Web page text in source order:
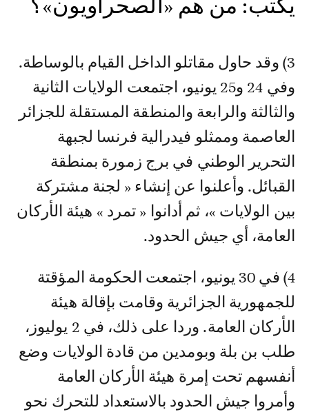
يكتب: من هم «الصحراويون»؟
3) وقد حاول مقاتلو الداخل القيام بالوساطة.
وفي 24 و25 يونيو، اجتمعت الولايات الثانية
والثالثة والرابعة والمنطقة المستقلة للجزائر
العاصمة وممثلو فيدرالية فرنسا لجبهة
التحرير الوطني في برج زمورة بمنطقة
القبائل. وأعلنوا عن إنشاء « لجنة مشتركة
بين الولايات »، ثم أدانوا « تمرد » هيئة الأركان
العامة، أي جيش الحدود.
4) في 30 يونيو، اجتمعت الحكومة المؤقتة
للجمهورية الجزائرية وقامت بإقالة هيئة
الأركان العامة. وردا على ذلك، في 2 يوليوز،
طلب بن بلة وبومدين من قادة الولايات وضع
أنفسهم تحت إمرة هيئة الأركان العامة
وأمروا جيش الحدود بالاستعداد للتحرك نحو